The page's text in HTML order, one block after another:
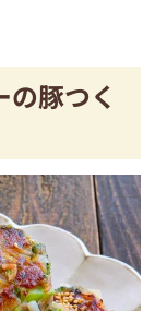
豚つく